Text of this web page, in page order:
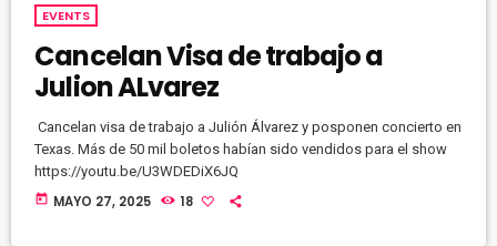
EVENTS
Cancelan Visa de trabajo a
Julion ALvarez
Cancelan visa de trabajo a Julión Álvarez y posponen concierto en
Texas. Más de 50 mil boletos habían sido vendidos para el show
https://youtu.be/U3WDEDiX6JQ
today MAYO 27, 2025 18